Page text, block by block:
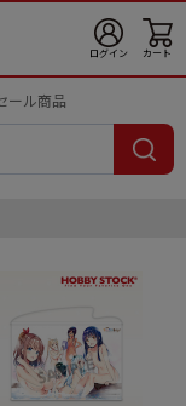
ログイン カート
ール商品